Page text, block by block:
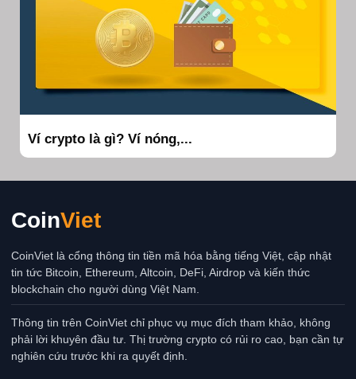
Ví crypto là gì? Ví nóng,...
CoinViet
CoinViet là cổng thông tin tiền mã hóa bằng tiếng Việt, cập nhật
tin tức Bitcoin, Ethereum, Altcoin, DeFi, Airdrop và kiến thức
blockchain cho người dùng Việt Nam.
Thông tin trên CoinViet chỉ phục vụ mục đích tham khảo, không
phải lời khuyên đầu tư. Thị trường crypto có rủi ro cao, bạn cần tự
nghiên cứu trước khi ra quyết định.